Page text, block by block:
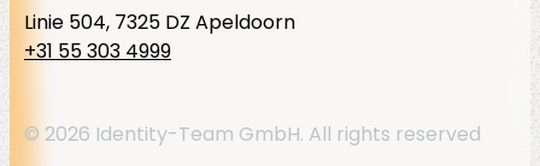
Linie 504, 7325 DZ Apeldoorn
+31 55 303 4999
© 2026 Identity-Team GmbH. All rights reserved